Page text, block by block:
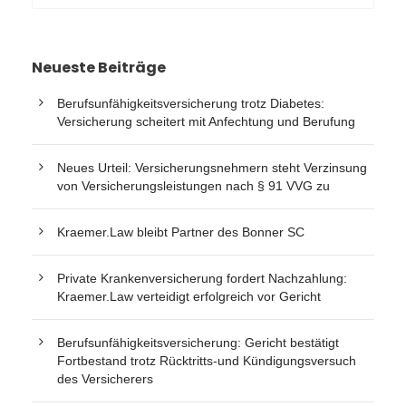
Neueste Beiträge
Berufsunfähigkeitsversicherung trotz Diabetes:
Versicherung scheitert mit Anfechtung und Berufung
Neues Urteil: Versicherungsnehmern steht Verzinsung
von Versicherungsleistungen nach § 91 VVG zu
Kraemer.Law bleibt Partner des Bonner SC
Private Krankenversicherung fordert Nachzahlung:
Kraemer.Law verteidigt erfolgreich vor Gericht
Berufsunfähigkeitsversicherung: Gericht bestätigt
Fortbestand trotz Rücktritts-und Kündigungsversuch
des Versicherers